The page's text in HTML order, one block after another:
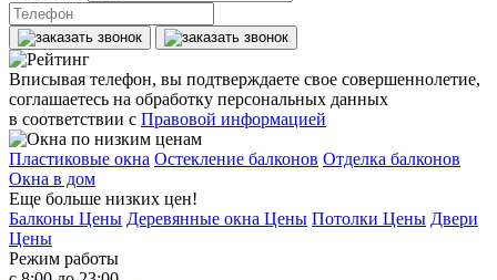
Вписывая телефон, вы подтверждаете свое совершеннолетие,
соглашаетесь на обработку персональных данных
в соответствии с Правовой информацией
Пластиковые окна Остекление балконов Отделка балконов
Окна в дом
Еще больше низких цен!
Балконы Цены Деревянные окна Цены Потолки Цены Двери
Цены
Режим работы